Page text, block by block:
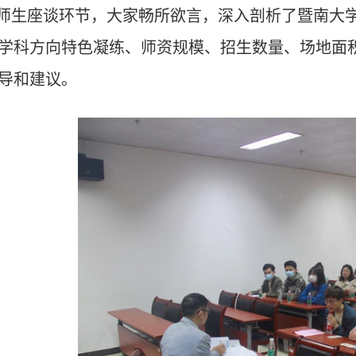
生座谈环节，大家畅所欲言，深入剖析了暨南大
科方向特色凝练、 师资规模、 招生数量、场地面
和建议。